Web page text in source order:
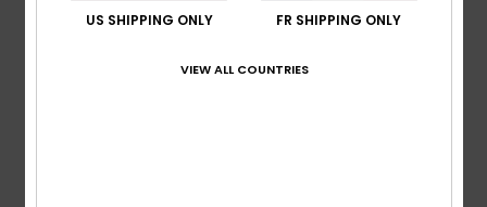
US SHIPPING ONLY FR SHIPPING ONLY
VIEW ALL COUNTRIES